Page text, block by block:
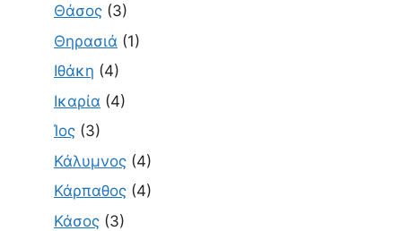
Θάσος (3)
Θηρασιά (1)
Ιθάκη (4)
Ικαρία (4)
Ίος (3)
Κάλυμνος (4)
Κάρπαθος (4)
Κάσος (3)